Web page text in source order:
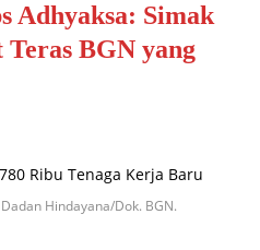
Adhyaksa: Simak
BGN yang
Hindayana/Dok. BGN.